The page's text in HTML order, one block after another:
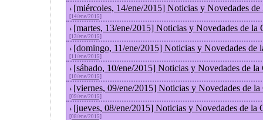
› [miércoles, 14/ene/2015] Noticias y Novedades
[14/ene/2015]
› [martes, 13/ene/2015] Noticias y Novedades de la
[13/ene/2015]
› [domingo, 11/ene/2015] Noticias y Novedades de
[11/ene/2015]
› [sábado, 10/ene/2015] Noticias y Novedades de la
[10/ene/2015]
› [viernes, 09/ene/2015] Noticias y Novedades de
[09/ene/2015]
› [jueves, 08/ene/2015] Noticias y Novedades de la
[08/ene/2015]